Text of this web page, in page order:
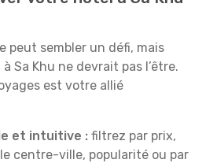
peut sembler un défi, mais
Sa Khu ne devrait pas l’être.
est votre allié
et intuitive : filtrez par prix,
centre-ville, popularité ou par